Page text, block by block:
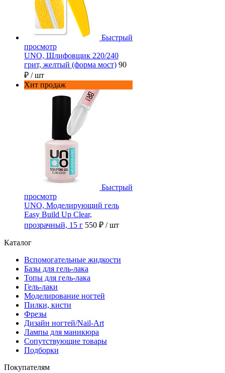
Быстрый
просмотр
UNO, Шлифовщик 220/240
грит, желтый (форма мост) 90
₽ / шт
Хит продаж
Быстрый
просмотр
UNO, Моделирующий гель
Easy Build Up Clear,
прозрачный, 15 г 550 ₽ / шт
Каталог
Вспомогательные жидкости
Базы для гель-лака
Топы для гель-лака
Гель-лаки
Моделирование ногтей
Пилки, кисти
Фрезы
Дизайн ногтей/Nail-Art
Лампы для маникюра
Сопутствующие товары
Подборки
Покупателям